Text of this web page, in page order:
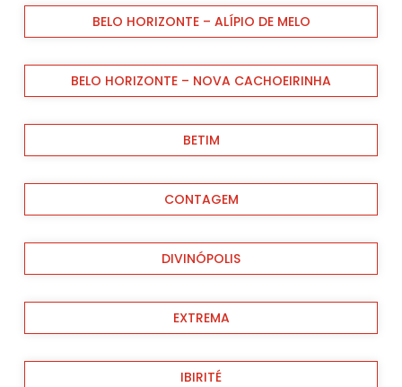
BELO HORIZONTE – ALÍPIO DE MELO
BELO HORIZONTE – NOVA CACHOEIRINHA
BETIM
CONTAGEM
DIVINÓPOLIS
EXTREMA
IBIRITÉ